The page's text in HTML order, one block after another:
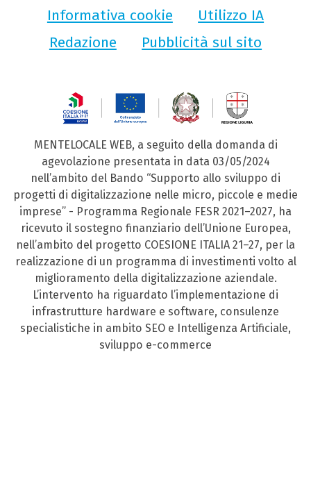
Informativa cookie
Utilizzo IA
Redazione
Pubblicità sul sito
MENTELOCALE WEB, a seguito della domanda di
agevolazione presentata in data 03/05/2024
nell’ambito del Bando “Supporto allo sviluppo di
progetti di digitalizzazione nelle micro, piccole e medie
imprese” - Programma Regionale FESR 2021–2027, ha
ricevuto il sostegno finanziario dell’Unione Europea,
nell’ambito del progetto COESIONE ITALIA 21–27, per la
realizzazione di un programma di investimenti volto al
miglioramento della digitalizzazione aziendale.
L’intervento ha riguardato l’implementazione di
infrastrutture hardware e software, consulenze
specialistiche in ambito SEO e Intelligenza Artificiale,
sviluppo e-commerce